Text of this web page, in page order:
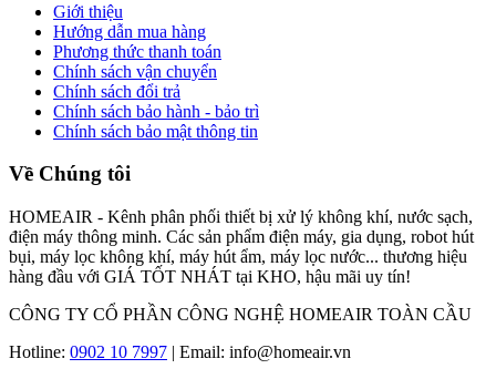
Giới thiệu
Hướng dẫn mua hàng
Phương thức thanh toán
Chính sách vận chuyển
Chính sách đổi trả
Chính sách bảo hành - bảo trì
Chính sách bảo mật thông tin
Về Chúng tôi
HOMEAIR - Kênh phân phối thiết bị xử lý không khí, nước sạch,
điện máy thông minh. Các sản phẩm điện máy, gia dụng, robot hút
bụi, máy lọc không khí, máy hút ẩm, máy lọc nước... thương hiệu
hàng đầu với GIÁ TỐT NHÁT tại KHO, hậu mãi uy tín!
CÔNG TY CỔ PHẦN CÔNG NGHỆ HOMEAIR TOÀN CẦU
Hotline: 0902 10 7997 | Email: info@homeair.vn